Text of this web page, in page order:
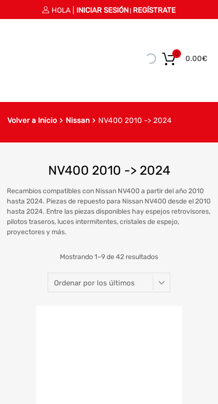
HOLA | INICIAR SESIÓN REGÍSTRATE
0.00€
0
Volver a Inicio Nissan NV400 2010 -> 2024
NV400 2010 -> 2024
Recambios compatibles con Nissan NV400 a partir del año 2010
hasta 2024. Piezas de repuesto para Nissan NV400 desde el 2010
hasta 2024. Entre las piezas disponibles hay espejos retrovisores,
pilotos traseros, luces intermitentes, cristales de espejo,
proyectores y más.
Mostrando 1–9 de 42 resultados